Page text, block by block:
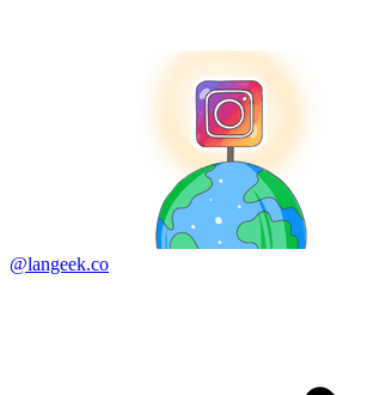
@langeek.co